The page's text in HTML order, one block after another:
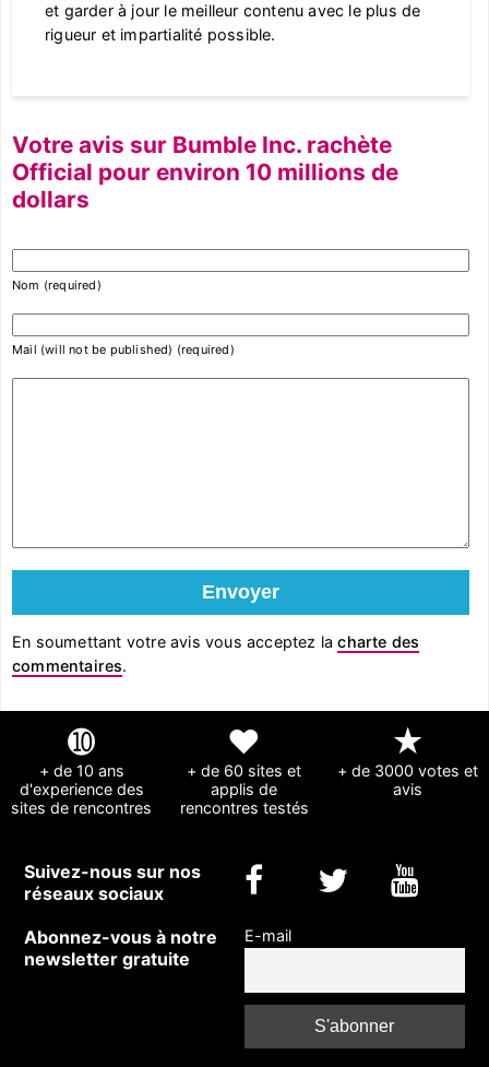
et garder à jour le meilleur contenu avec le plus de
rigueur et impartialité possible.
Votre avis sur Bumble Inc. rachète
Official pour environ 10 millions de
dollars
Nom (required)
Mail (will not be published) (required)
En soumettant votre avis vous acceptez lacharte des
commentaires.
➓
+ de 10 ans
d'experience des
sites de rencontres
❤
+ de 60 sites et
applis de
rencontres testés
★
+ de 3000 votes et
avis
Suivez-nous sur nos
réseaux sociaux
Abonnez-vous à notre
newsletter gratuite
E-mail